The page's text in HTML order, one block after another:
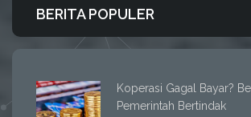
BERITA POPULER
Koperasi Gagal Bayar?
Pemerintah Bertindak